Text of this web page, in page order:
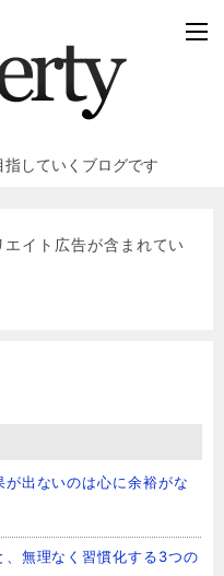
していくブログです
イト広告が含まれてい
出ないのは心に余裕がな
、無理なく習慣化する3つの